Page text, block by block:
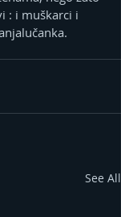
: i muškarci i
See All